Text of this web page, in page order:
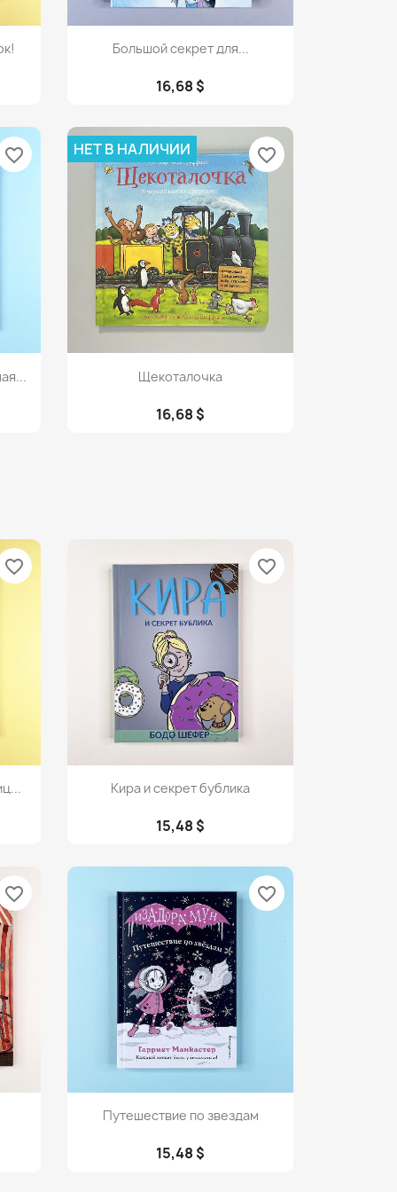
Просмотр
Большой секрет для...
16,68 $
favorite_border
Просмотр
Щекоталочка
16,68 $
НЕТ В НАЛИЧИИ favorite_border
favorite_border
Просмотр
Кира и секрет бублика
15,48 $
favorite_border
favorite_border
Просмотр
Путешествие по звездам
15,48 $
favorite_border